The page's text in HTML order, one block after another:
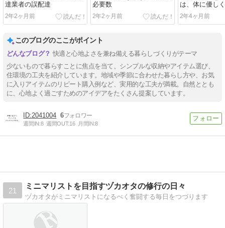
達業者の誤配達
2年2ヶ月前
必要数
2年2ヶ月前
は、体に優し
う。
2年4ヶ月前
このブログのここがポイント
快適と心地よさを兼ね備える暮らしづくりがテーマ
少ないもので暮らすことに焦点を当て、シンプルな収納やアイテム選び、
住環境の工夫を紹介しています。地域や季節に合わせた暮らし方や、お気
に入りアイテムのリピート購入例など、実用的な工夫が満載。自然ととも
に、心地よく過ごすためのアイデアをたくさん提案しています。
2041004 6
週間IN:8 週間OUT:16 月間IN:8
21
ミニマリストを目指すヅカオタの修行の日々
ヅカオタがミニマリストになるべく奮闘する毎日をつづります